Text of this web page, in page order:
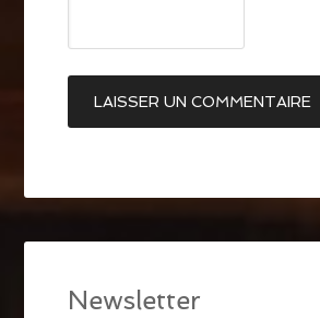
Newsletter